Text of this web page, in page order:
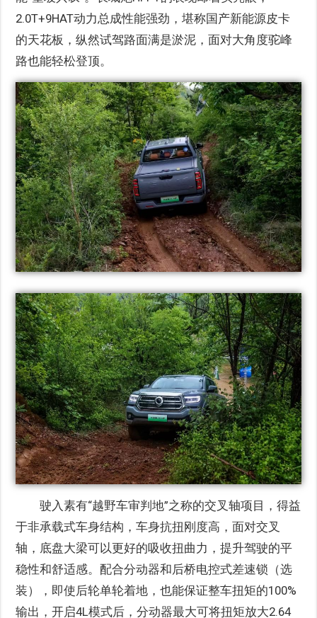
2.0T+9HAT动力总成性能强劲，堪称国产新能源皮卡
的天花板，纵然试驾路面满是淤泥，面对大角度驼峰
路也能轻松登顶。
驶入素有“越野车审判地”之称的交叉轴项目，得益
于非承载式车身结构，车身抗扭刚度高，面对交叉
轴，底盘大梁可以更好的吸收扭曲力，提升驾驶的平
稳性和舒适感。配合分动器和后桥电控式差速锁（选
装），即使后轮单轮着地，也能保证整车扭矩的100%
输出，开启4L模式后，分动器最大可将扭矩放大2.64